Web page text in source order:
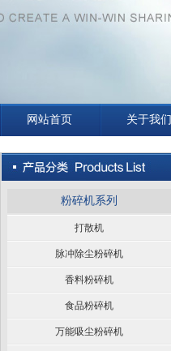
网站首页 关于我们
粉碎机系列
打散机
脉冲除尘粉碎机
香料粉碎机
食品粉碎机
万能吸尘粉碎机